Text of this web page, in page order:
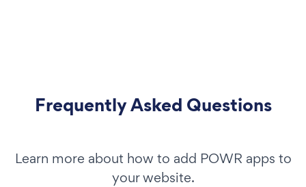
Frequently Asked Questions
Learn more about how to add POWR apps to
your website.